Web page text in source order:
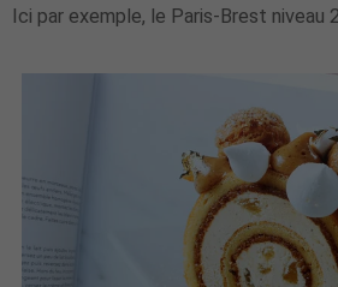
Ici par exemple, le Paris-Brest niveau